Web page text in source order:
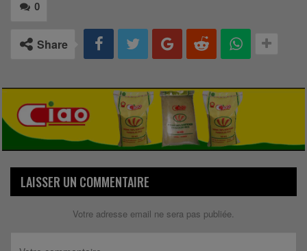
0
Share
LAISSER UN COMMENTAIRE
Votre adresse email ne sera pas publiée.